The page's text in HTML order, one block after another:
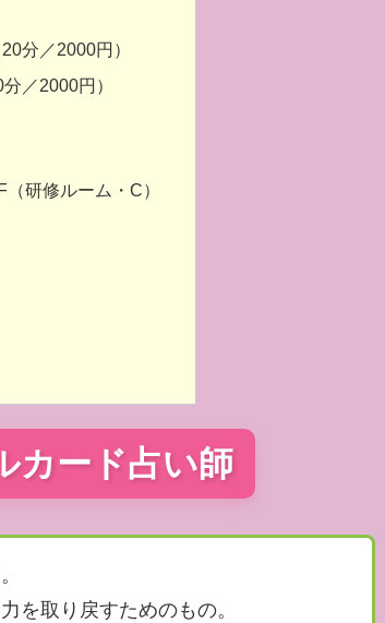
分／2000円）
／2000円）
研修ルーム・C）
カード占い師
を取り戻すためのもの。